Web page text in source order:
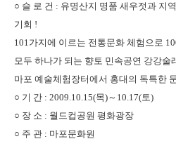
○ 슬 로 건 : 유명산지 명품 새우젓과 지
기회 !
101가지에 이르는 전통문화 체험으로
모두 하나가 되는 향토 민속공연 강강술
마포 예술체험장터에서 홍대의 독특한
○ 기 간 : 2009.10.15(목)～10.17(토)
○ 장 소 : 월드컵공원 평화광장
○ 주 관 : 마포문화원